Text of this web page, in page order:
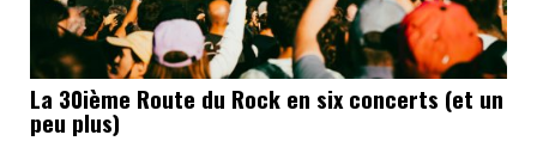
La 30ième Route du Rock en six concerts (et un
peu plus)